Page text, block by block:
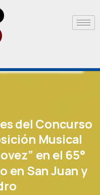
del Concurso
Musical
en el 65°
en SanJuany